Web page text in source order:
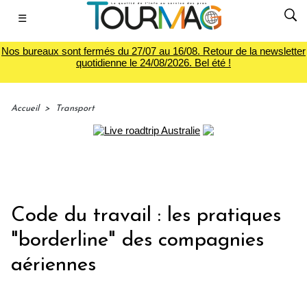
☰
Nos bureaux sont fermés du 27/07 au 16/08. Retour de la newsletter
quotidienne le 24/08/2026. Bel été !
Accueil > Transport
Code du travail : les pratiques
"borderline" des compagnies
aériennes